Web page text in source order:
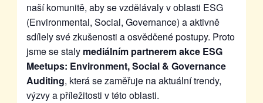
naší komunitě, aby se vzdělávaly v oblasti ESG
(Environmental, Social, Governance) a aktivně
sdílely své zkušenosti a osvědčené postupy. Proto
jsme se staly mediálním partnerem akce ESG
Meetups: Environment, Social & Governance
Auditing, která se zaměřuje na aktuální trendy,
výzvy a příležitosti v této oblasti.